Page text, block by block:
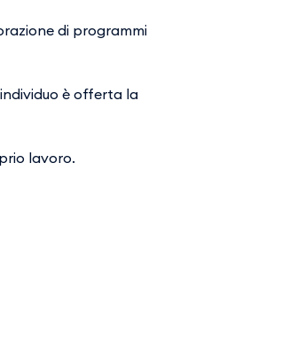
di programmi
è offerta la
lavoro.